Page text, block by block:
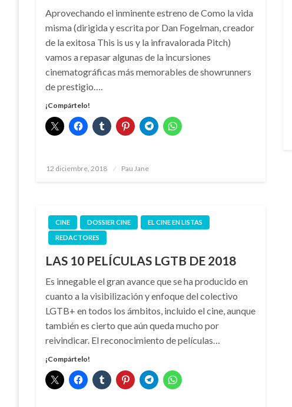
Aprovechando el inminente estreno de Como la vida
misma (dirigida y escrita por Dan Fogelman, creador
de la exitosa This is us y la infravalorada Pitch)
vamos a repasar algunas de la incursiones
cinematográficas más memorables de showrunners
de prestigio….
¡Compártelo!
Publicado
12 diciembre, 2018 Pau Jane
CINE DOSSIER CINE
EL CINE EN LISTAS
REDACTORES
LAS 10 PELÍCULAS LGTB DE 2018
Es innegable el gran avance que se ha producido en
cuanto a la visibilización y enfoque del colectivo
LGTB+ en todos los ámbitos, incluido el cine, aunque
también es cierto que aún queda mucho por
reivindicar. El reconocimiento de películas…
¡Compártelo!